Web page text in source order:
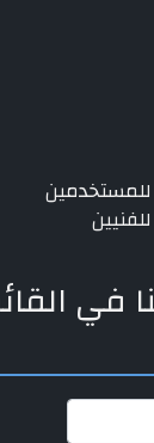
للمستخدمين
في